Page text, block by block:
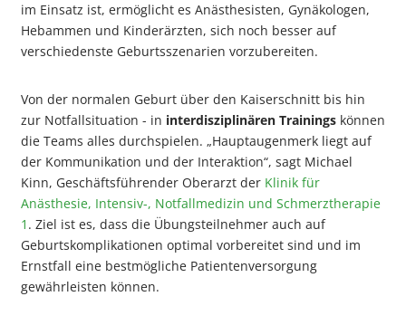
im Einsatz ist, ermöglicht es Anästhesisten, Gynäkologen,
Hebammen und Kinderärzten, sich noch besser auf
verschiedenste Geburtsszenarien vorzubereiten.
Von der normalen Geburt über den Kaiserschnitt bis hin
zur Notfallsituation - in interdisziplinären Trainings können
die Teams alles durchspielen. „Hauptaugenmerk liegt auf
der Kommunikation und der Interaktion“, sagt Michael
Kinn, Geschäftsführender Oberarzt der Klinik für
Anästhesie, Intensiv-, Notfallmedizin und Schmerztherapie
1 . Ziel ist es, dass die Übungsteilnehmer auch auf
Geburtskomplikationen optimal vorbereitet sind und im
Ernstfall eine bestmögliche Patientenversorgung
gewährleisten können.